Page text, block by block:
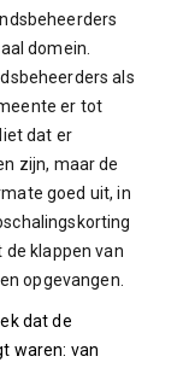
domein.
als
er tot
dat er
zijn, maar de
goed uit, in
klappen van
opgevangen.
dat de
waren: van